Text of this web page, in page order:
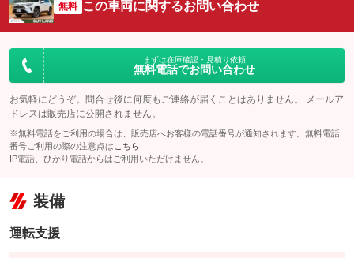
無料 この車両に関するお問い合わせ
まずは在庫確認・見積り依頼
無料電話でお問い合わせ
お気軽にどうぞ。問合せ後に何度もご連絡が届くことはありません。 メールア
ドレスは販売店に公開されません。
※無料電話をご利用の場合は、販売店へお客様の電話番号が通知されます。無料電話
番号ご利用の際の注意点は こちら
IP電話、ひかり電話からはご利用いただけません。
装備
運転支援